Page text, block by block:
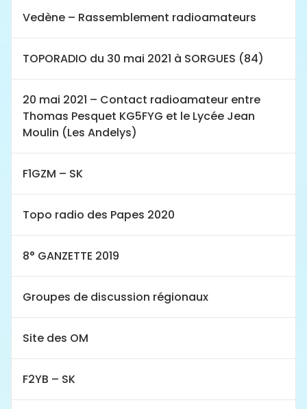
Vedène – Rassemblement radioamateurs
TOPORADIO du 30 mai 2021 à SORGUES (84)
20 mai 2021 – Contact radioamateur entre
Thomas Pesquet KG5FYG et le Lycée Jean
Moulin (Les Andelys)
F1GZM – SK
Topo radio des Papes 2020
8° GANZETTE 2019
Groupes de discussion régionaux
Site des OM
F2YB – SK